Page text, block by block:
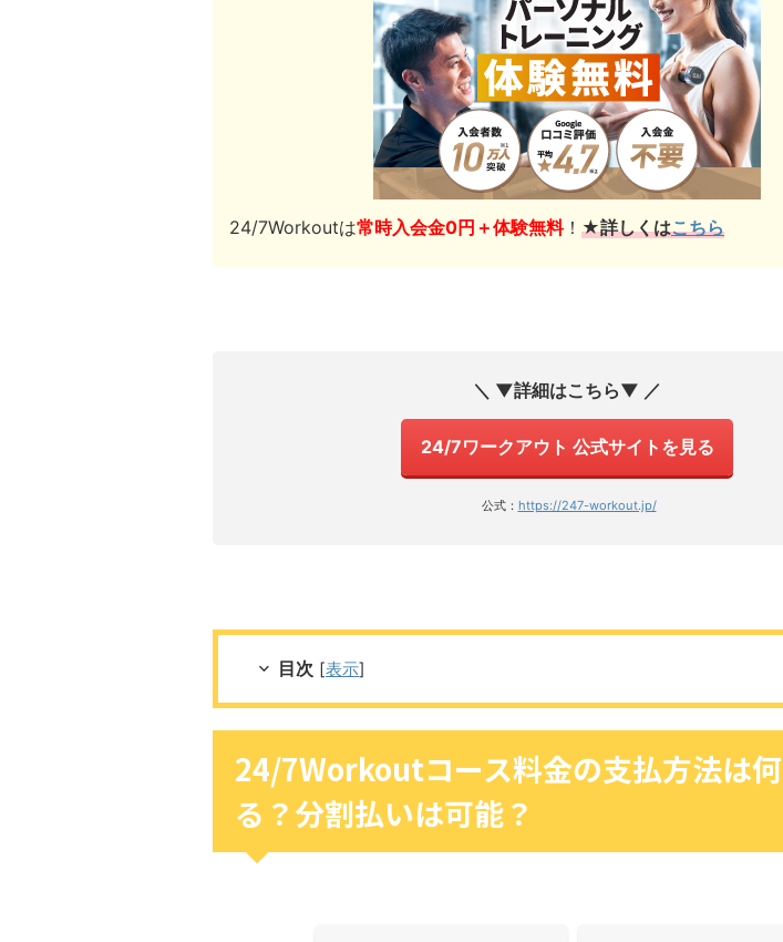
24/7Workoutは常時入会金0円＋体験無料！ ★詳しくはこちら
＼ ▼詳細はこちら▼ ／
24/7ワークアウト 公式サイトを見る
公式： https://247-workout.jp/
目次 [表示]
24/7Workoutコース料金の支払方法は
る？分割払いは可能？